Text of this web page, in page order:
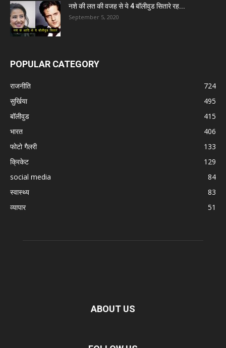
नशे की लत की वजह से ये 4 बॉलीवुड सितारे रह...
September 5, 2020
POPULAR CATEGORY
राजनीति
724
सुर्खिया
495
बॉलीवुड
415
भारत
406
फोटो गैलरी
133
क्रिकेट
129
social media
84
स्वास्थ्य
83
व्यापार
51
ABOUT US